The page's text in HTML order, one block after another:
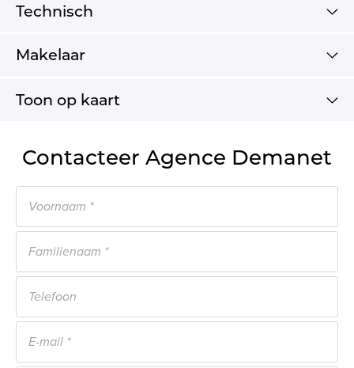
Technisch
Makelaar
Toon op kaart
Contacteer Agence Demanet